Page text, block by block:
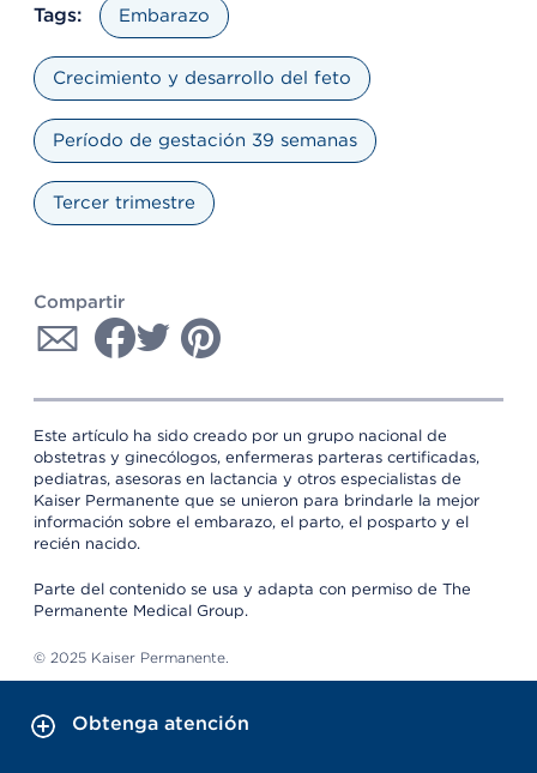
Tags: Embarazo
Crecimiento y desarrollo del feto
Período de gestación 39 semanas
Tercer trimestre
Compartir
Este artículo ha sido creado por un grupo nacional de
obstetras y ginecólogos, enfermeras parteras certificadas,
pediatras, asesoras en lactancia y otros especialistas de
Kaiser Permanente que se unieron para brindarle la mejor
información sobre el embarazo, el parto, el posparto y el
recién nacido.
Parte del contenido se usa y adapta con permiso de The
Permanente Medical Group.
© 2025 Kaiser Permanente.
Obtenga atención